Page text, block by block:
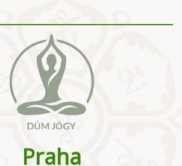
Praha